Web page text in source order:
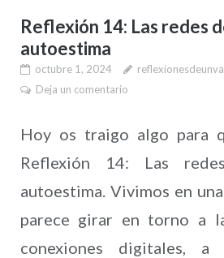
Reflexión 14: Las redes
autoestima
octubre 1, 2024
Deja un comentario
Hoy os traigo algo para
Reflexión 14: Las
autoestima. Vivimos en
parece girar en torno a
conexiones digitales, a